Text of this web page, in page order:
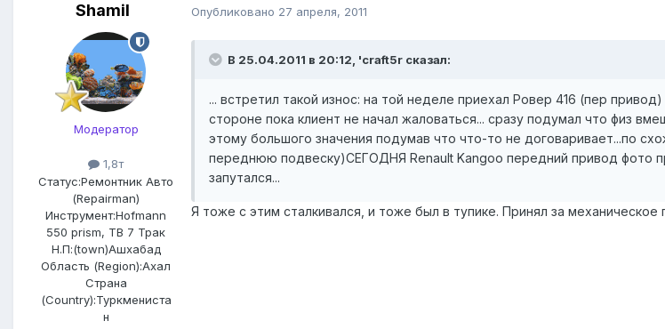
Shamil
Модератор
1,8т
Статус:Ремонтник Авто
(Repairman)
Инструмент:Hofmann
550 prism, ТВ 7 Трак
Н.П:(town)Ашхабад
Область (Region):Ахал
Страна
(Country):Туркмениста
н
Опубликовано 27 апреля, 2011
В 25.04.2011 в 20:12, 'craft5r сказал:
... встретил такой износ: на той неделе приехал Ровер 416 (пер
стороне пока клиент не начал жаловаться... сразу подумал что физ
этому большого значения подумав что что-то не договаривает...по
переднюю подвеску)СЕГОДНЯ Renault Kangoo передний привод фото
запутался...
Я тоже с этим сталкивался, и тоже был в тупике. Принял за